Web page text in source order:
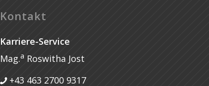
Kontakt
Karriere-Service
Mag.a Roswitha Jost
+43 463 2700 9317